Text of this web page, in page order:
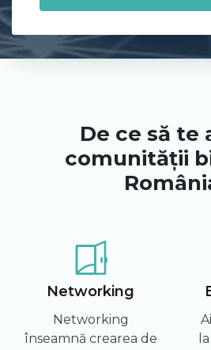
De ce să te
comunității
Networking
Networking
înseamnă crearea de